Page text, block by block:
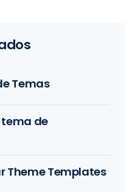
Temas
de
Theme Templates